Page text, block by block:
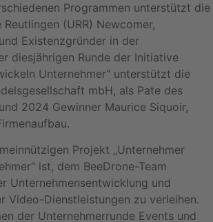
Programmen unterstützt die
(URR) Newcomer,
Existenzgründer in der
diesjährigen Runde der Initiative
Unternehmer“ unterstützt die
mbH, als Pate des
2024 Gewinner Maurice Siquoir,
Projekt „Unternehmer
ist, dem BeeDrone-Team
Unternehmensentwicklung und
Video-Dienstleistungen zu verleihen.
der Unternehmerrunde Events und